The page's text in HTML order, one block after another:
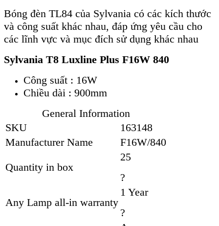
Bóng đèn TL84 của Sylvania có các kích thước
và công suất khác nhau, đáp ứng yêu cầu cho
các lĩnh vực và mục đích sử dụng khác nhau
Sylvania T8 Luxline Plus F16W 840
Công suất : 16W
Chiều dài : 900mm
General Information
SKU
163148
Manufacturer Name
F16W/840
Quantity in box
25
?
Any Lamp all-in warranty
1 Year
?